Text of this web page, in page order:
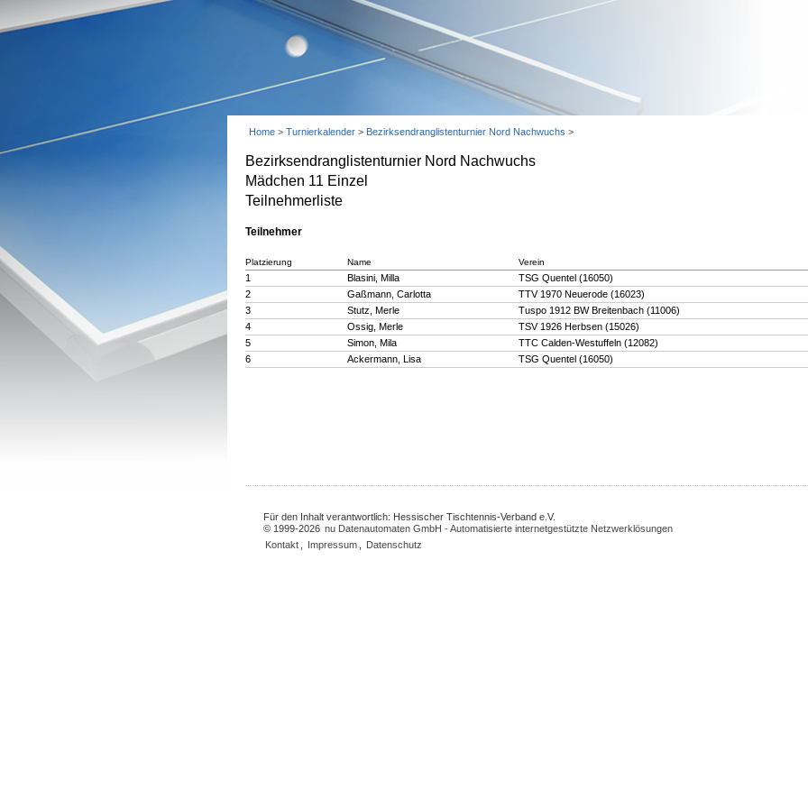
Home > Turnierkalender > Bezirksendranglistenturnier Nord Nachwuchs >
Bezirksendranglistenturnier Nord Nachwuchs
Mädchen 11 Einzel
Teilnehmerliste
Teilnehmer
Platzierung Name Verein
1 Blasini, Milla TSG Quentel (16050)
2
Gaßmann, Carlotta TTV 1970 Neuerode (16023)
3
Stutz, Merle Tuspo 1912 BW Breitenbach (11006)
4
Ossig, Merle TSV 1926 Herbsen (15026)
5
Simon, Mila TTC Calden-Westuffeln (12082)
6
Ackermann, Lisa TSG Quentel (16050)
Für den Inhalt verantwortlich: Hessischer Tischtennis-Verband e.V.
© 1999-2026 nu Datenautomaten GmbH - Automatisierte internetgestützte Netzwerklösungen
Kontakt
Impressum Datenschutz